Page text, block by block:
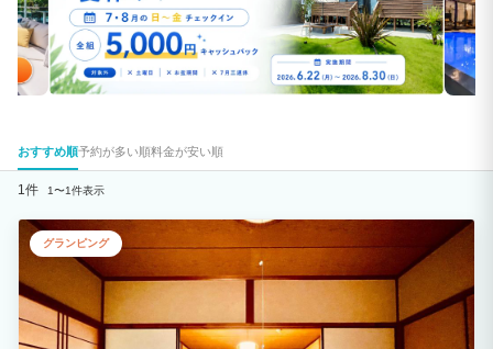
おすすめ順予約が多い順料金が安い順
1件 1〜1件表示
グランピング